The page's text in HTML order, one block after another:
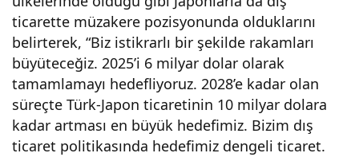
ticarette müzakere pozisyonunda olduklarını
belirterek, “Biz istikrarlı bir şekilde rakamları
büyüteceğiz. 2025’i 6 milyar dolar olarak
tamamlamayı hedefliyoruz. 2028’e kadar olan
süreçte Türk-Japon ticaretinin 10 milyar dolara
kadar artması en büyük hedefimiz. Bizim dış
ticaret politikasında hedefimiz dengeli ticaret.
için
kararlıyız!